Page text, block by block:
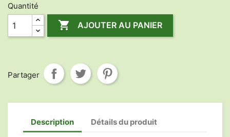
Quantité
 AJOUTER AU PANIER
Partager
Description Détails du produit